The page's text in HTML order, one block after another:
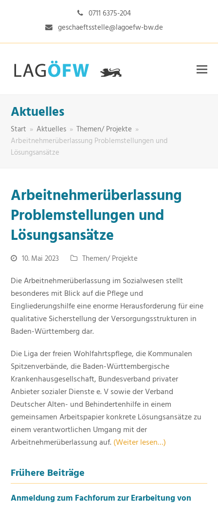
0711 6375-204
geschaeftsstelle@lagoefw-bw.de
Aktuelles
Start » Aktuelles » Themen/ Projekte »
Arbeitnehmerüberlassung Problemstellungen und
Lösungsansätze
Arbeitnehmerüberlassung
Problemstellungen und
Lösungsansätze
10. Mai 2023 Themen/ Projekte
Die Arbeitnehmerüberlassung im Sozialwesen stellt
besonderes mit Blick auf die Pflege und
Eingliederungshilfe eine enorme Herausforderung für eine
qualitative Sicherstellung der Versorgungsstrukturen in
Baden-Württemberg dar.
Die Liga der freien Wohlfahrtspflege, die Kommunalen
Spitzenverbände, die Baden-Württembergische
Krankenhausgesellschaft, Bundesverband privater
Anbieter sozialer Dienste e. V sowie der Verband
Deutscher Alten- und Behindertenhilfe in einem
gemeinsamen Arbeitspapier konkrete Lösungsansätze zu
einem verantwortlichen Umgang mit der
Arbeitnehmerüberlassung auf. (Weiter lesen…)
Frühere Beiträge
Anmeldung zum Fachforum zur Erarbeitung von